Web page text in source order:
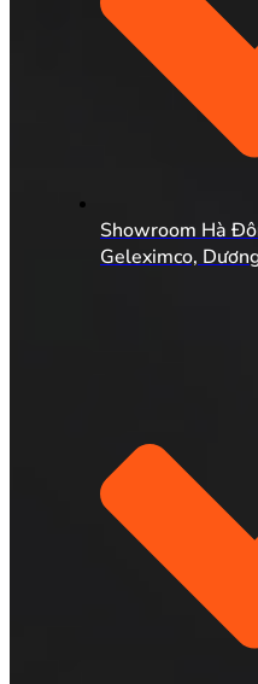
Showroom Hà
Geleximco,